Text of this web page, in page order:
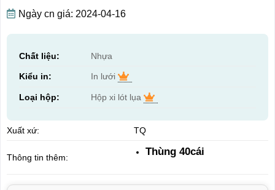
Ngày cn giá: 2024-04-16
Chất liệu: Nhựa
Kiểu in: In lưới
Loại hộp: Hộp xi lót lụa
Xuất xứ: TQ
Thông tin thêm: Thùng 40cái